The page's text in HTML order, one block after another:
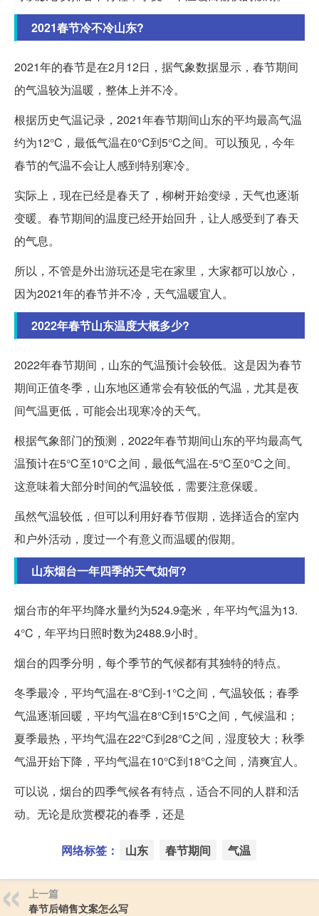
2021春节冷不冷山东?
2021年的春节是在2月12日，据气象数据显示，春节期间
的气温较为温暖，整体上并不冷。
根据历史气温记录，2021年春节期间山东的平均最高气温
约为12°C，最低气温在0°C到5°C之间。可以预见，今年
春节的气温不会让人感到特别寒冷。
实际上，现在已经是春天了，柳树开始变绿，天气也逐渐
变暖。春节期间的温度已经开始回升，让人感受到了春天
的气息。
所以，不管是外出游玩还是宅在家里，大家都可以放心，
因为2021年的春节并不冷，天气温暖宜人。
2022年春节山东温度大概多少?
2022年春节期间，山东的气温预计会较低。这是因为春节
期间正值冬季，山东地区通常会有较低的气温，尤其是夜
间气温更低，可能会出现寒冷的天气。
根据气象部门的预测，2022年春节期间山东的平均最高气
温预计在5℃至10℃之间，最低气温在-5℃至0℃之间。
这意味着大部分时间的气温较低，需要注意保暖。
虽然气温较低，但可以利用好春节假期，选择适合的室内
和户外活动，度过一个有意义而温暖的假期。
山东烟台一年四季的天气如何?
烟台市的年平均降水量约为524.9毫米，年平均气温为13.
4°C，年平均日照时数为2488.9小时。
烟台的四季分明，每个季节的气候都有其独特的特点。
冬季最冷，平均气温在-8°C到-1°C之间，气温较低；春季
气温逐渐回暖，平均气温在8°C到15°C之间，气候温和；
夏季最热，平均气温在22°C到28°C之间，湿度较大；秋季
气温开始下降，平均气温在10°C到18°C之间，清爽宜人。
可以说，烟台的四季气候各有特点，适合不同的人群和活
动。无论是欣赏樱花的春季，还是
网络标签： 山东 春节期间 气温
上一篇
春节后销售文案怎么写